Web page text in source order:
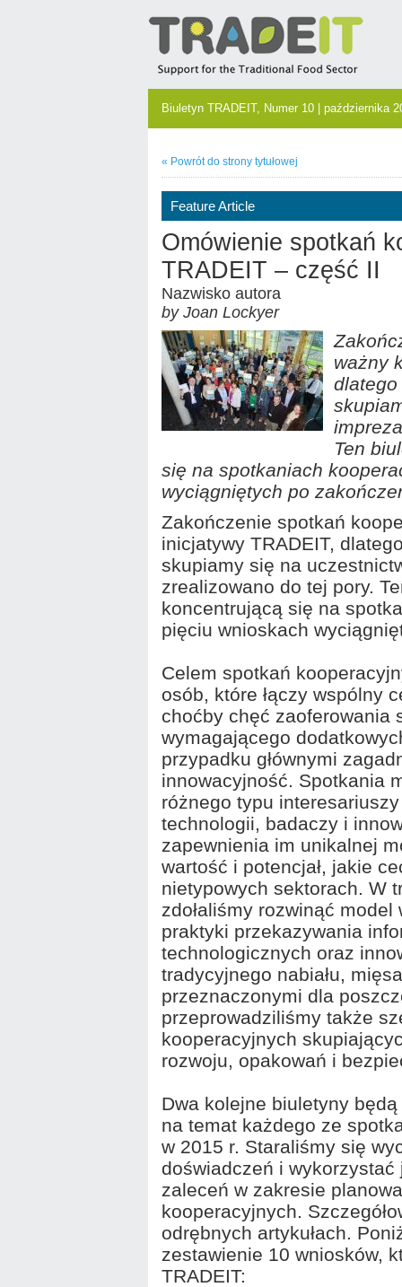
Biuletyn TRADEIT, Numer 10 | października
« Powrót do strony tytułowej
Feature Article
Omówienie spotkań
TRADEIT – część II
Nazwisko autora
by Joan Lockyer
ważny
Ten
się na spotkaniach
wyciągniętych po
Zakończenie spotkań
inicjatywy TRADEIT,
skupiamy się na
zrealizowano do tej pory.
koncentrującą się na
pięciu wnioskach
Celem spotkań
osób, które łączy wspólny
choćby chęć zaoferowania
wymagającego
przypadku głównymi
innowacyjność. Spotkania
różnego typu
technologii, badaczy i
zapewnienia im unikalnej
wartość i potencjał, jakie
nietypowych sektorach. W
zdołaliśmy rozwinąć model
praktyki przekazywania
technologicznych oraz
tradycyjnego nabiału,
przeznaczonymi dla
przeprowadziliśmy także
kooperacyjnych
rozwoju, opakowań i
Dwa kolejne biuletyny
na temat każdego ze
w 2015 r. Staraliśmy się
doświadczeń i
zaleceń w zakresie
kooperacyjnych.
odrębnych artykułach.
zestawienie 10 wniosków,
TRADEIT: